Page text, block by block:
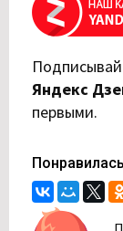
Яндекс
первыми.